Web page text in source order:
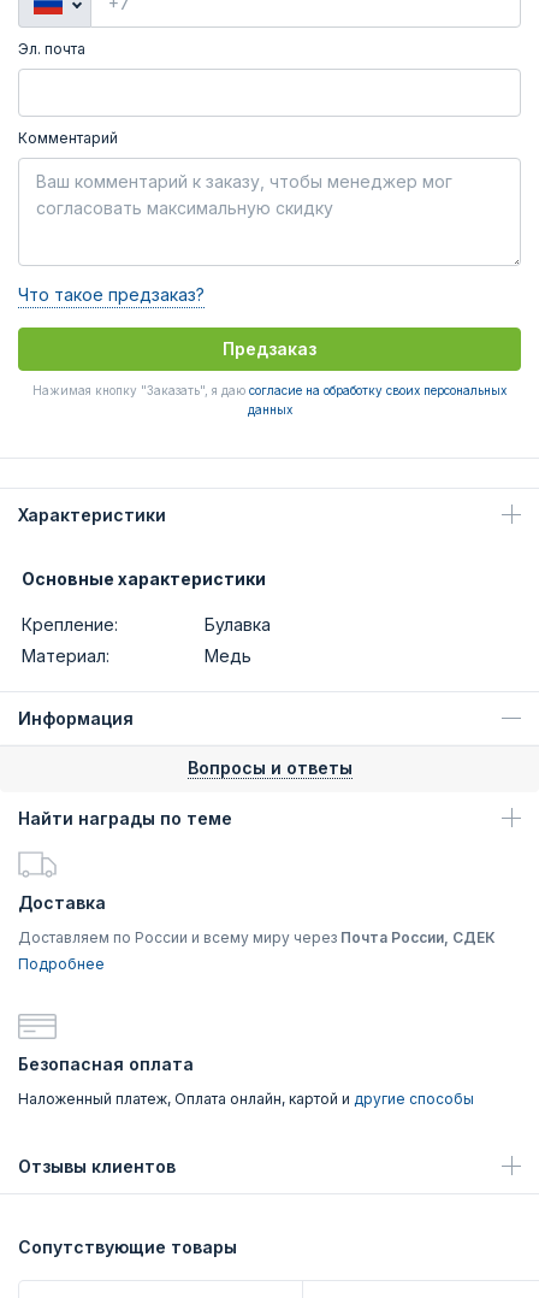
Эл. почта
Комментарий
Что такое предзаказ?
Предзаказ
Нажимая кнопку "Заказать", я даю согласие на обработку своих персональных
данных
Характеристики
Основные характеристики
Крепление:
Булавка
Материал:
Медь
Информация
Вопросы и ответы
Найти награды по теме
Доставка
Доставляем по России и всему миру через Почта России, СДЕК
Подробнее
Безопасная оплата
Наложенный платеж, Оплата онлайн, картой и другие способы
Отзывы клиентов
Сопутствующие товары